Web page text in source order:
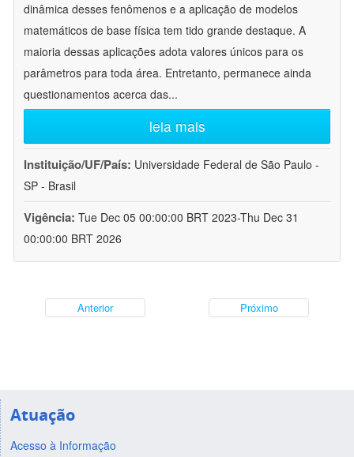
dinâmica desses fenômenos e a aplicação de modelos
matemáticos de base física tem tido grande destaque. A
maioria dessas aplicações adota valores únicos para os
parâmetros para toda área. Entretanto, permanece ainda
questionamentos acerca das...
leia mais
Instituição/UF/País: Universidade Federal de São Paulo -
SP - Brasil
Vigência: Tue Dec 05 00:00:00 BRT 2023-Thu Dec 31
00:00:00 BRT 2026
Anterior Próximo
Atuação
Acesso à Informação